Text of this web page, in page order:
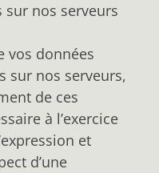
sur nos serveurs
vos données
sur nos serveurs,
de ces
à l’exercice
et
d’une